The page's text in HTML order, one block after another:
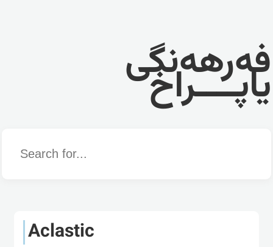
فەرهەنگی
یاپــــراخ
Word
Aclastic